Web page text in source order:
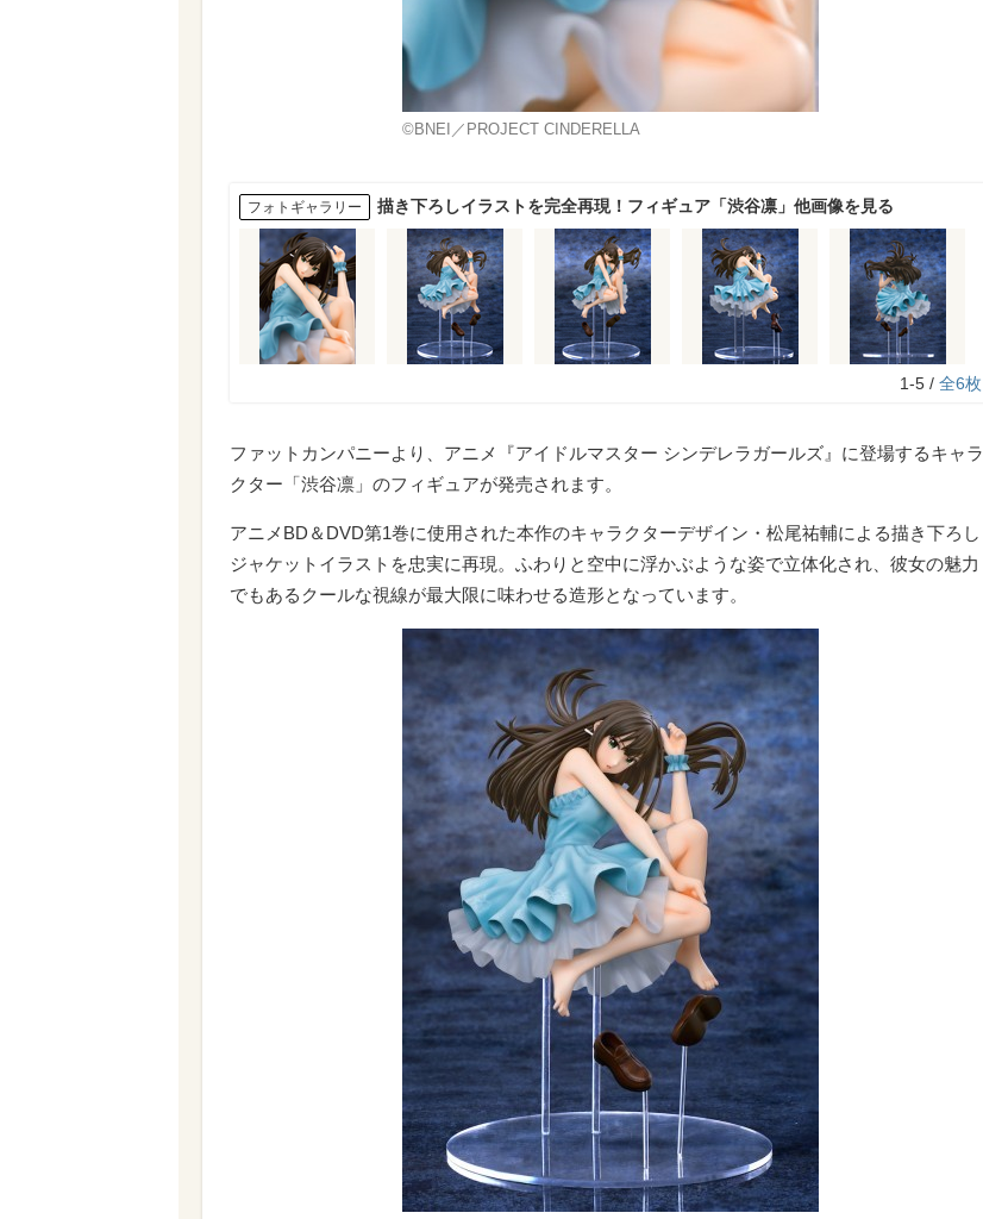
©BNEI／PROJECT CINDERELLA
フォトギャラリー 描き下ろしイラストを完全再現！フィギュア「渋谷凛」他画像を見る
1-5 / 全6枚
ファットカンパニーより、アニメ『アイドルマスター シンデレラガールズ』に登場するキャラ
クター「渋谷凛」のフィギュアが発売されます。
アニメBD＆DVD第1巻に使用された本作のキャラクターデザイン・松尾祐輔による描き下ろし
ジャケットイラストを忠実に再現。ふわりと空中に浮かぶような姿で立体化され、彼女の魅力
でもあるクールな視線が最大限に味わせる造形となっています。